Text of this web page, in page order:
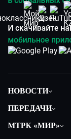
И скачивайте
мобильное
НОВОСТИ
Экономика
ПЕРЕДАЧИ
МТРК «МИР»